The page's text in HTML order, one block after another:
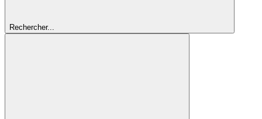
Rechercher...